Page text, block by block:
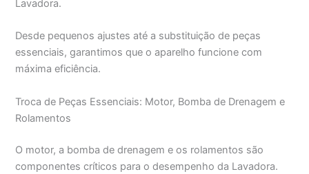
Lavadora.
Desde pequenos ajustes até a substituição de peças
essenciais, garantimos que o aparelho funcione com
máxima eficiência.
Troca de Peças Essenciais: Motor, Bomba de Drenagem e
Rolamentos
O motor, a bomba de drenagem e os rolamentos são
componentes críticos para o desempenho da Lavadora.